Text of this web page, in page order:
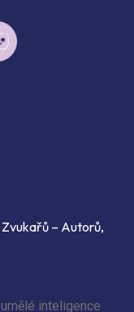
– Autorů,
inteligence